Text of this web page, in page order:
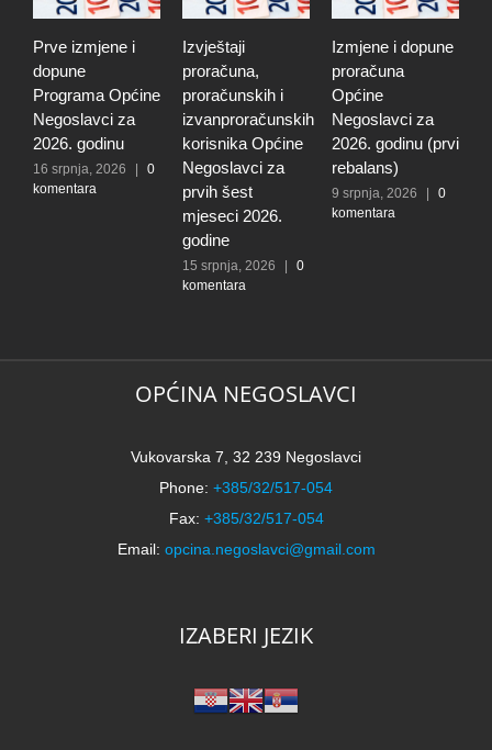
Prve izmjene i
dopune
Programa Općine
Negoslavci za
2026. godinu
16 srpnja, 2026
0
komentara
Izvještaji
proračuna,
proračunskih i
izvanproračunskih
korisnika Općine
Negoslavci za
prvih šest
mjeseci 2026.
godine
15 srpnja, 2026
0
komentara
Izmjene i dopune
proračuna
Općine
Negoslavci za
2026. godinu (prvi
rebalans)
9 srpnja, 2026
0
komentara
OPĆINA NEGOSLAVCI
Vukovarska 7, 32 239 Negoslavci
Phone: +385/32/517-054
Fax: +385/32/517-054
Email: opcina.negoslavci@gmail.com
IZABERI JEZIK